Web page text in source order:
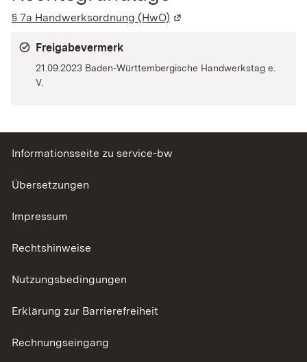
§ 7a Handwerksordnung (HwO) (Wird in einem neuen
Freigabevermerk
21.09.2023 Baden-Württembergische Handwerkstag e.
V.
Informationsseite zu service-bw
Übersetzungen
Impressum
Rechtshinweise
Nutzungsbedingungen
Erklärung zur Barrierefreiheit
Rechnungseingang